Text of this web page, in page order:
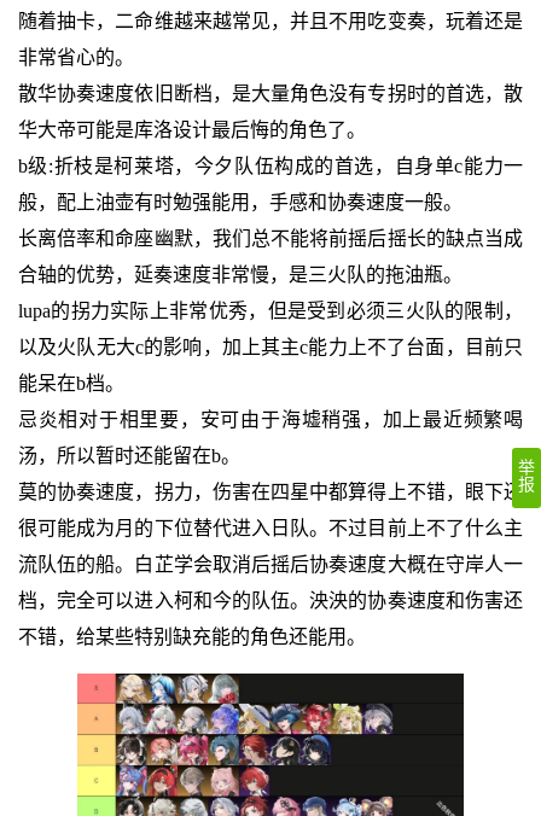
随着抽卡，二命维越来越常见，并且不用吃变奏，玩着还是
非常省心的。
散华协奏速度依旧断档，是大量角色没有专拐时的首选，散
华大帝可能是库洛设计最后悔的角色了。
b级:折枝是柯莱塔，今夕队伍构成的首选，自身单c能力一
般，配上油壶有时勉强能用，手感和协奏速度一般。
长离倍率和命座幽默，我们总不能将前摇后摇长的缺点当成
合轴的优势，延奏速度非常慢，是三火队的拖油瓶。
lupa的拐力实际上非常优秀，但是受到必须三火队的限制，
以及火队无大c的影响，加上其主c能力上不了台面，目前只
能呆在b档。
忌炎相对于相里要，安可由于海墟稍强，加上最近频繁喝
汤，所以暂时还能留在b。
莫的协奏速度，拐力，伤害在四星中都算得上不错，眼下还
很可能成为月的下位替代进入日队。不过目前上不了什么主
流队伍的船。白芷学会取消后摇后协奏速度大概在守岸人一
档，完全可以进入柯和今的队伍。泱泱的协奏速度和伤害还
不错，给某些特别缺充能的角色还能用。
举
报